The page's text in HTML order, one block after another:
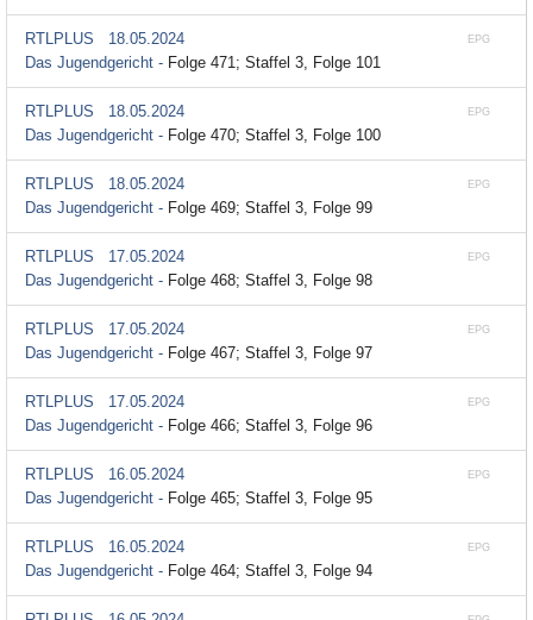
EPG
RTLPLUS
18.05.2024
Das Jugendgericht - Folge 471; Staffel 3, Folge 101
EPG
RTLPLUS
18.05.2024
Das Jugendgericht - Folge 470; Staffel 3, Folge 100
EPG
RTLPLUS
18.05.2024
Das Jugendgericht - Folge 469; Staffel 3, Folge 99
EPG
RTLPLUS
17.05.2024
Das Jugendgericht - Folge 468; Staffel 3, Folge 98
EPG
RTLPLUS
17.05.2024
Das Jugendgericht - Folge 467; Staffel 3, Folge 97
EPG
RTLPLUS
17.05.2024
Das Jugendgericht - Folge 466; Staffel 3, Folge 96
EPG
RTLPLUS
16.05.2024
Das Jugendgericht - Folge 465; Staffel 3, Folge 95
EPG
RTLPLUS
16.05.2024
Das Jugendgericht - Folge 464; Staffel 3, Folge 94